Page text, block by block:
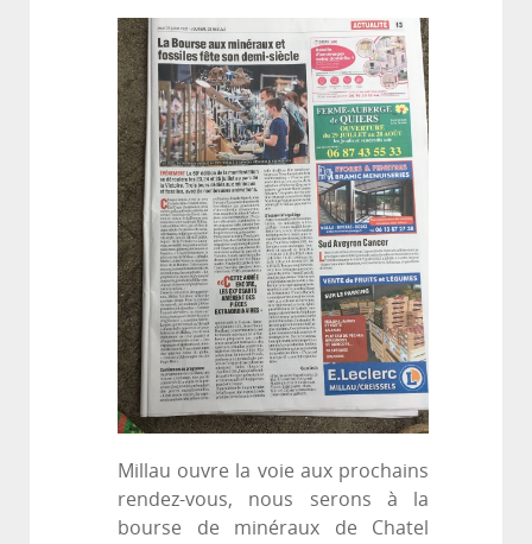
Millau ouvre la voie aux prochains
rendez-vous, nous serons à la
bourse de minéraux de Chatel